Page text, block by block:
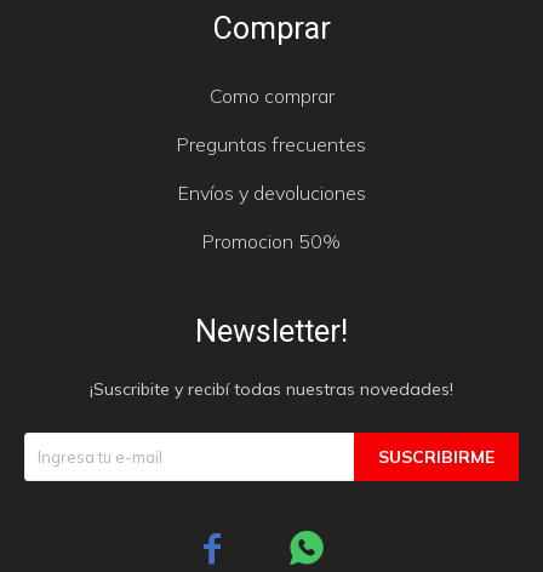
Comprar
Como comprar
Preguntas frecuentes
Envíos y devoluciones
Promocion 50%
Newsletter!
¡Suscribite y recibí todas nuestras novedades!
SUSCRIBIRME
 